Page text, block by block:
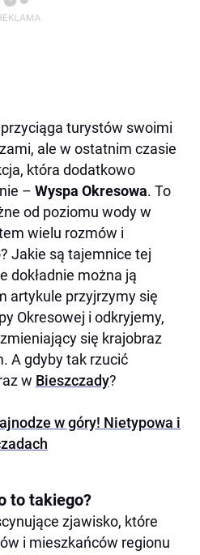
turystów swoimi
ale w ostatnim czasie
która dodatkowo
– Wyspa Okresowa. To
od poziomu wody w
wielu rozmów i
Jakie są tajemnice tej
dokładnie można ją
artykule przyjrzymy się
Okresowej i odkryjemy,
się krajobraz
A gdyby tak rzucić
w Bieszczady?
w góry! Nietypowa i
to takiego?
zjawisko, które
i mieszkańców regionu